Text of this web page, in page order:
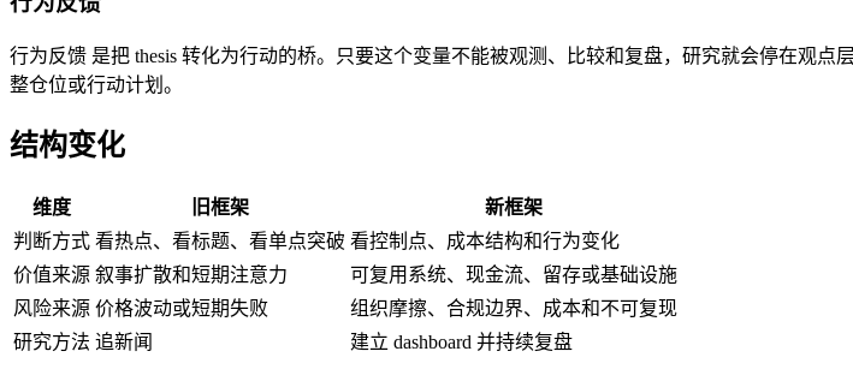
行为反馈 是把 thesis 转化为行动的桥。只要这个变量不能被观测、比较和复盘，研究就会停在观
整仓位或行动计划。
结构变化
维度 旧框架
新框架
判断方式 看热点、看标题、看单点突破 看控制点、成本结构和行为变化
价值来源 叙事扩散和短期注意力
可复用系统、现金流、留存或基础设施
风险来源 价格波动或短期失败
组织摩擦、合规边界、成本和不可复现
研究方法 追新闻 建立 dashboard 并持续复盘